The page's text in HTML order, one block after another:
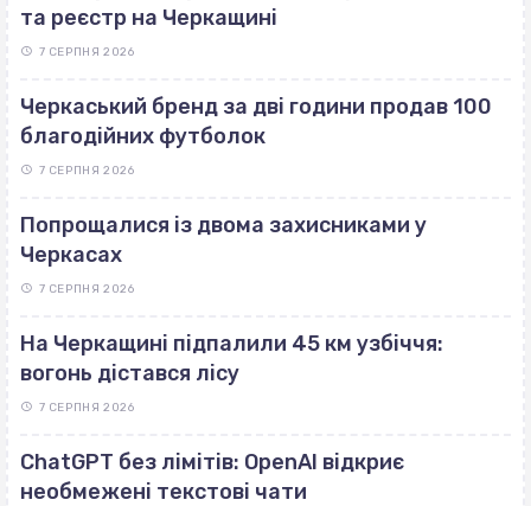
та реєстр на Черкащині
7 СЕРПНЯ 2026
Черкаський бренд за дві години продав 100
благодійних футболок
7 СЕРПНЯ 2026
Попрощалися із двома захисниками у
Черкасах
7 СЕРПНЯ 2026
На Черкащині підпалили 45 км узбіччя:
вогонь дістався лісу
7 СЕРПНЯ 2026
ChatGPT без лімітів: OpenAI відкриє
необмежені текстові чати